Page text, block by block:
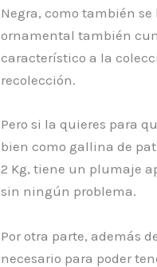
Negra, como también
ornamental también
característico a la
recolección.
Pero si la quieres para
bien como gallina de
2 Kg, tiene un plumaje
sin ningún problema.
Por otra parte, además
necesario para poder